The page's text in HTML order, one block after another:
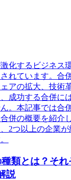
化するビジネス
れています。合
アの拡大、技術
成功する合併に
。本記事では合
併の概要を紹介
2つ以上の企業が
類とは？それ
説